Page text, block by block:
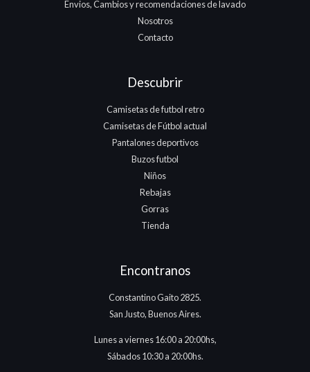
Envios, Cambios y recomendaciones de lavado
Nosotros
Contacto
Descubrir
Camisetas de futbol retro
Camisetas de Fútbol actual
Pantalones deportivos
Buzos futbol
Niños
Rebajas
Gorras
Tienda
Encontranos
Constantino Gaito 2825.
San Justo, Buenos Aires.
Lunes a viernes 16:00 a 20:00hs,
Sábados 10:30 a 20:00hs.